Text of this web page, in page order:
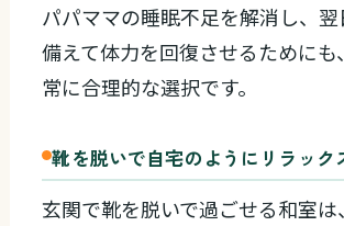
パパママの睡眠不足を解消し、
備えて体力を回復させるために
常に合理的な選択です。
靴を脱いで自宅のようにリラック
玄関で靴を脱いで過ごせる和室